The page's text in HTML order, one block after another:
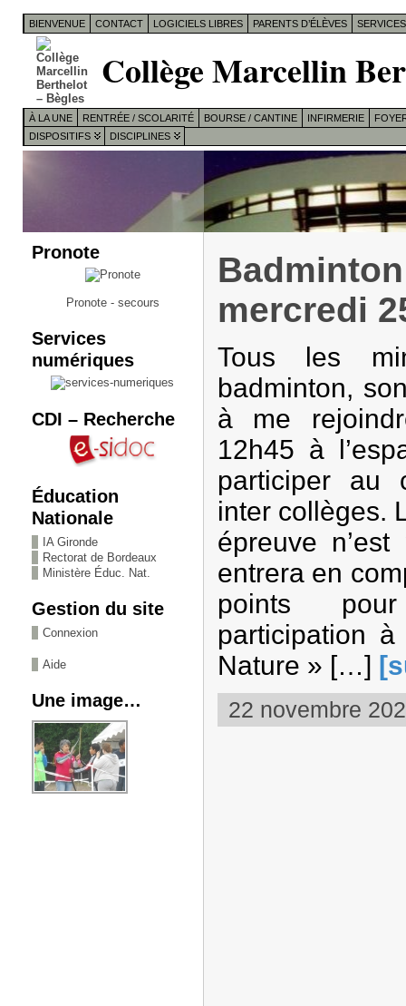
BIENVENUE CONTACT LOGICIELS LIBRES PARENTS D’ÉLÈVES
Collège Marcellin
À LA UNE RENTRÉE / SCOLARITÉ BOURSE / CANTINE INFIRMERIE
DISPOSITIFS
DISCIPLINES
Pronote
Pronote - secours
Services
numériques
CDI – Recherche
Éducation
Nationale
IA Gironde
Rectorat de Bordeaux
Ministère Éduc. Nat.
Gestion du site
Connexion
Aide
Une image…
mercredi
Tous les
badminton,
à me
12h45 à
participer au
inter collèges.
épreuve
entrera en
points
participation
Nature » […]
22 novembre